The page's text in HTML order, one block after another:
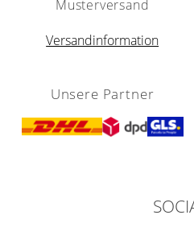
Musterversand
Versandinformation
Unsere Partner